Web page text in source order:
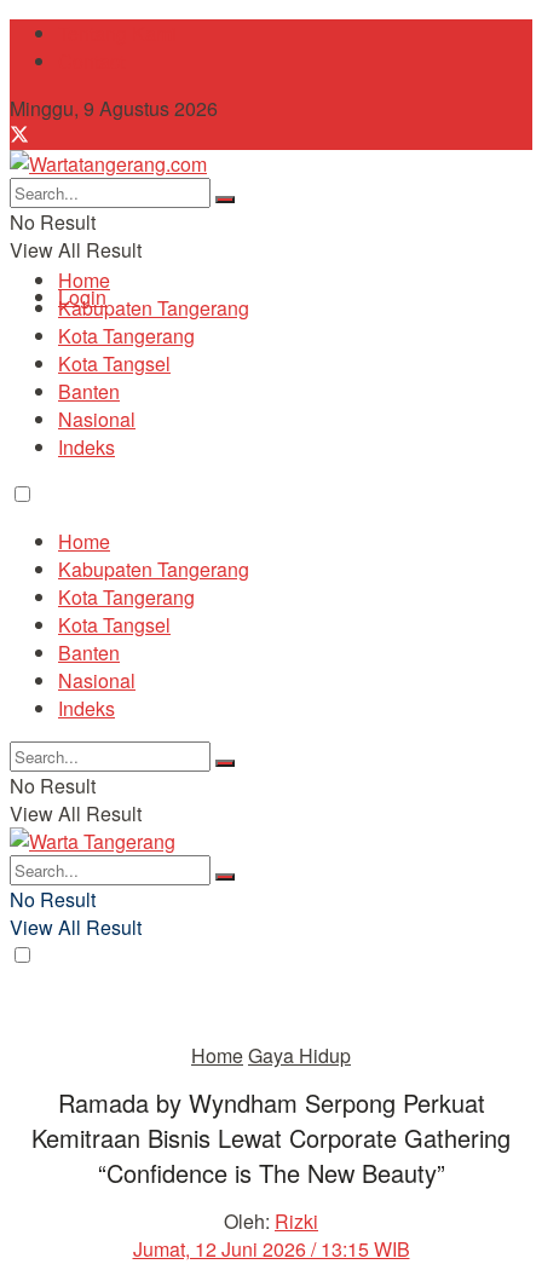
Minggu, 9 Agustus 2026
No Result
View All Result
Login
Home
Kabupaten Tangerang
Kota Tangerang
Kota Tangsel
Banten
Nasional
Indeks
Home
Kabupaten Tangerang
Kota Tangerang
Kota Tangsel
Banten
Nasional
Indeks
No Result
View All Result
No Result
View All Result
HomeGaya Hidup
Ramada by Wyndham Serpong Perkuat
Kemitraan Bisnis Lewat Corporate Gathering
“Confidence is The New Beauty”
Oleh: Rizki
Jumat, 12 Juni 2026 / 13:15 WIB